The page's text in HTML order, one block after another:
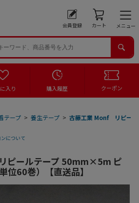
会員登録 カート メニュー
入り 購入履歴 クーポン
テープ > 養生テープ > 古藤工業 Monf リピール
について
ピールテープ 50mm×5m ピ
位60巻）【直送品】